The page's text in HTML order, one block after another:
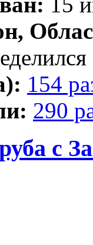
154
290
с